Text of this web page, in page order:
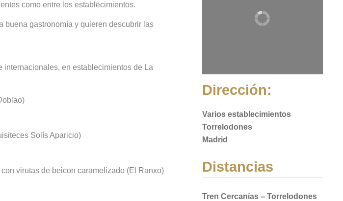
como entre los establecimientos.
buena gastronomía y quieren descubrir las
internacionales, en establecimientos de La
Solís Aparicio)
virutas de beicon caramelizado (El Ranxo)
Dirección:
Varios establecimientos
Torrelodones
Madrid
Distancias
Tren Cercanías – Torrelodones